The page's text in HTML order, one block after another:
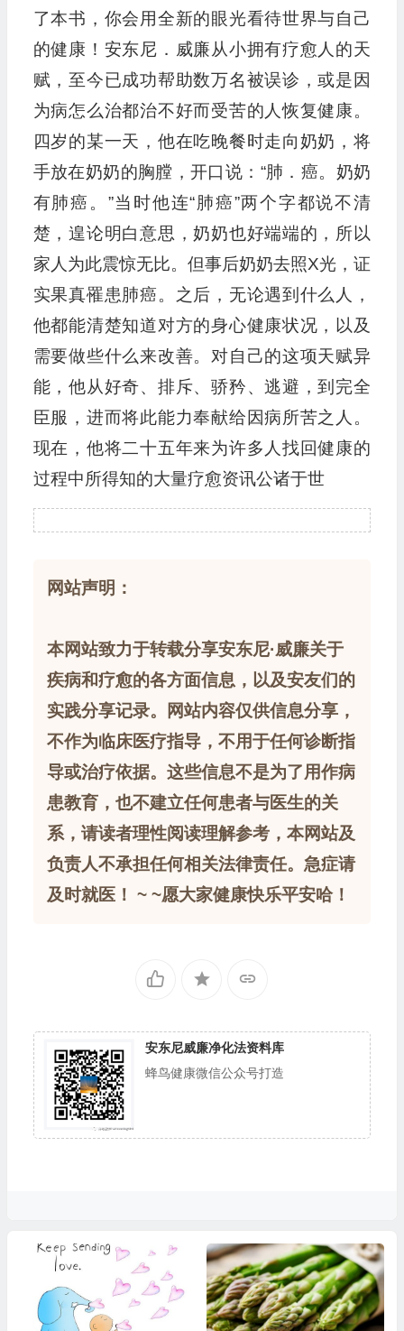
了本书，你会用全新的眼光看待世界与自己
的健康！安东尼．威廉从小拥有疗愈人的天
赋，至今已成功帮助数万名被误诊，或是因
为病怎么治都治不好而受苦的人恢复健康。
四岁的某一天，他在吃晚餐时走向奶奶，将
手放在奶奶的胸膛，开口说：“肺．癌。奶奶
有肺癌。”当时他连“肺癌”两个字都说不清
楚，遑论明白意思，奶奶也好端端的，所以
家人为此震惊无比。但事后奶奶去照X光，证
实果真罹患肺癌。之后，无论遇到什么人，
他都能清楚知道对方的身心健康状况，以及
需要做些什么来改善。对自己的这项天赋异
能，他从好奇、排斥、骄矜、逃避，到完全
臣服，进而将此能力奉献给因病所苦之人。
现在，他将二十五年来为许多人找回健康的
过程中所得知的大量疗愈资讯公诸于世
网站声明：
本网站致力于转载分享安东尼·威廉关于
疾病和疗愈的各方面信息，以及安友们的
实践分享记录。网站内容仅供信息分享，
不作为临床医疗指导，不用于任何诊断指
导或治疗依据。这些信息不是为了用作病
患教育，也不建立任何患者与医生的关
系，请读者理性阅读理解参考，本网站及
负责人不承担任何相关法律责任。急症请
及时就医！ ~ ~愿大家健康快乐平安哈！
安东尼威廉净化法资料库
蜂鸟健康微信公众号打造